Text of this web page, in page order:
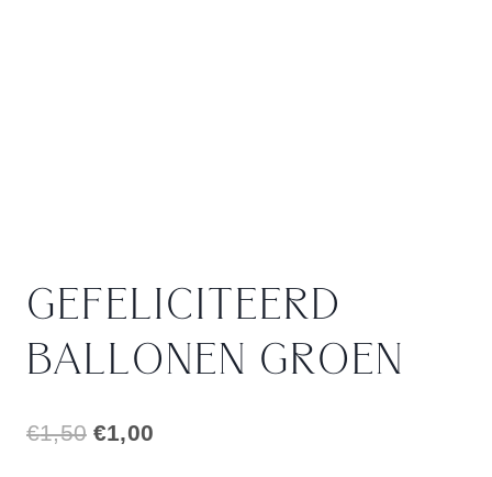
GEFELICITEERD
BALLONEN GROEN
€1,50 Oorspronkelijke
€1,00Huidige